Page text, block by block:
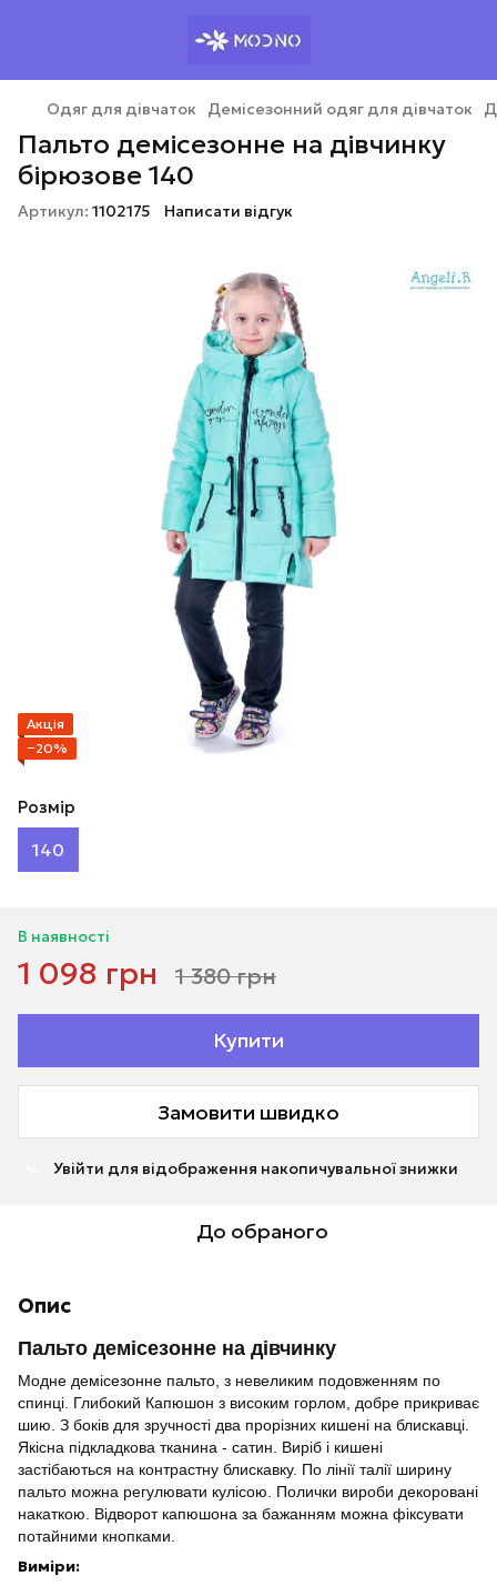
Одяг для дівчаток Демісезонний одяг для дівчаток
Пальто демісезонне на дівчинку
бірюзове 140
Артикул: 1102175 Написати відгук
Акція
−20%
Розмір
140
В наявності
1 098 грн 1 380 грн
Купити
Замовити швидко
Увійти для відображення накопичувальної знижки
До обраного
Опис
Пальто демісезонне на дівчинку
Модне демісезонне пальто, з невеликим подовженням по
спинці. Глибокий Капюшон з високим горлом, добре прикриває
шию. З боків для зручності два прорізних кишені на блискавці.
Якісна підкладкова тканина - сатин. Виріб і кишені
застібаються на контрастну блискавку. По лінії талії ширину
пальто можна регулювати кулісою. Полички вироби декоровані
накаткою. Відворот капюшона за бажанням можна фіксувати
потайними кнопками.
Виміри: